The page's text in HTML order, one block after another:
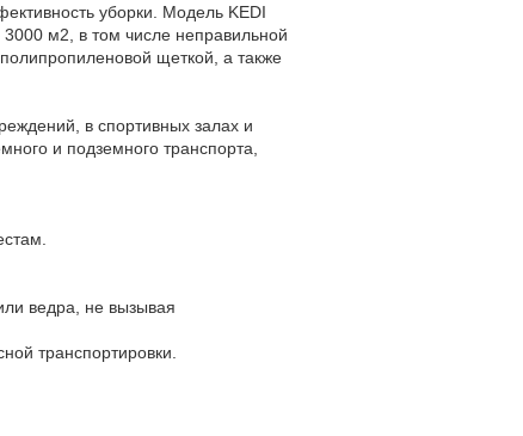
уборки. Модель KEDI
м2, в том числе неправильной
щеткой, а также
в спортивных залах и
и подземного транспорта,
ведра, не вызывая
транспортировки.